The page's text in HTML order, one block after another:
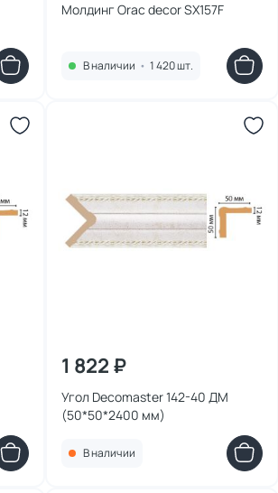
Молдинг Orac decor SX157F
В наличии • 1 420 шт.
1 822 ₽
Угол Decomaster 142-40 ДМ
(50*50*2400 мм)
В наличии